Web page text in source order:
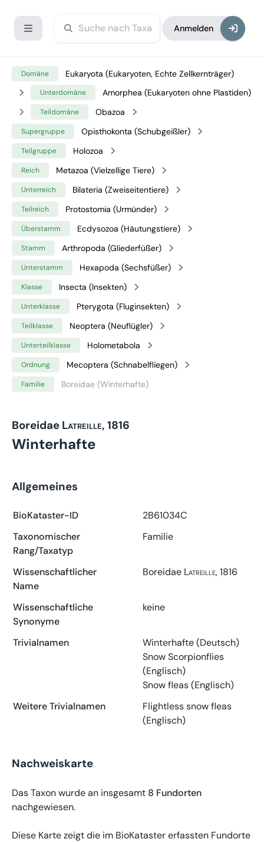
Anmelden
Domäne Eukaryota (Eukaryoten, Echte Zellkernträger)
Unterdomäne Amorphea (Eukaryoten ohne Plastiden)
Teildomäne Obazoa
Supergruppe Opisthokonta (Schubgeißler)
Teilgruppe Holozoa
Reich Metazoa (Vielzellige Tiere)
Unterreich Bilateria (Zweiseitentiere)
Teilreich Protostomia (Urmünder)
Überstamm Ecdysozoa (Häutungstiere)
Stamm Arthropoda (Gliederfüßer)
Unterstamm Hexapoda (Sechsfüßer)
Klasse Insecta (Insekten)
Unterklasse Pterygota (Fluginsekten)
Teilklasse Neoptera (Neuflügler)
Unterteilklasse Holometabola
Ordnung Mecoptera (Schnabelfliegen)
Familie Boreidae (Winterhafte)
Boreidae Latreille, 1816
Winterhafte
Allgemeines
BioKataster-ID
2B61034C
Taxonomischer
Rang/Taxatyp
Familie
Wissenschaftlicher
Name
Boreidae Latreille, 1816
Wissenschaftliche
Synonyme
keine
Trivialnamen
Winterhafte (Deutsch)
Snow Scorpionflies
(Englisch)
Snow fleas (Englisch)
Weitere Trivialnamen
Flightless snow fleas
(Englisch)
Nachweiskarte
Das Taxon wurde an insgesamt 8 Fundorten
nachgewiesen.
Diese Karte zeigt die im BioKataster erfassten Fundorte